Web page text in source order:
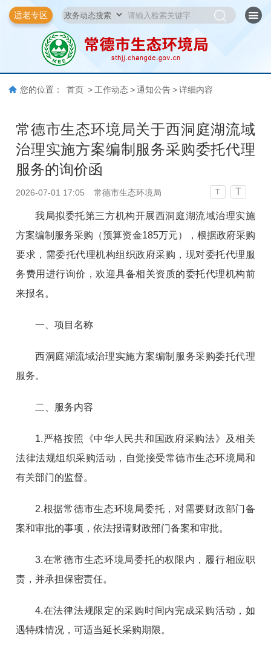
适老专区
您的位置： 首页 > 工作动态 > 通知公告 > 详细内容
常德市生态环境局关于西洞庭湖流域
治理实施方案编制服务采购委托代理
服务的询价函
2026-07-01 17:05 常德市生态环境局 T T
我局拟委托第三方机构开展西洞庭湖流域治理实施
方案编制服务采购（预算资金185万元），根据政府采购
要求，需委托代理机构组织政府采购，现对委托代理服
务费用进行询价，欢迎具备相关资质的委托代理机构前
来报名。
一、项目名称
西洞庭湖流域治理实施方案编制服务采购委托代理
服务。
二、服务内容
1.严格按照《中华人民共和国政府采购法》及相关
法律法规组织采购活动，自觉接受常德市生态环境局和
有关部门的监督。
2.根据常德市生态环境局委托，对需要财政部门备
案和审批的事项，依法报请财政部门备案和审批。
3.在常德市生态环境局委托的权限内，履行相应职
责，并承担保密责任。
4.在法律法规限定的采购时间内完成采购活动，如
遇特殊情况，可适当延长采购期限。